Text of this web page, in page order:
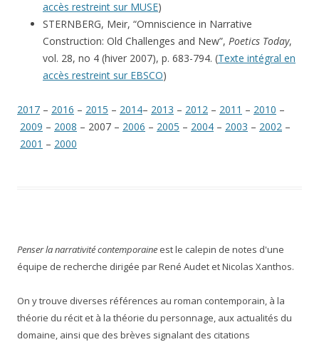
accès restreint sur MUSE)
STERNBERG, Meir, “Omniscience in Narrative
Construction: Old Challenges and New”, Poetics Today,
vol. 28, no 4 (hiver 2007), p. 683-794. (Texte intégral en
accès restreint sur EBSCO)
2017 – 2016 – 2015 – 2014– 2013 – 2012 – 2011 – 2010 –
2009 – 2008 – 2007 – 2006 – 2005 – 2004 – 2003 – 2002 –
2001 – 2000
Penser la narrativité contemporaine est le calepin de notes d'une
équipe de recherche dirigée par René Audet et Nicolas Xanthos.
On y trouve diverses références au roman contemporain, à la
théorie du récit et à la théorie du personnage, aux actualités du
domaine, ainsi que des brèves signalant des citations